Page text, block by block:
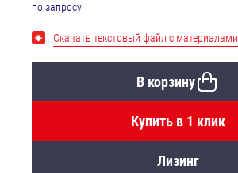
по запросу
Скачать текстовый файл с материалами
В корзину
Купить в 1 клик
Лизинг